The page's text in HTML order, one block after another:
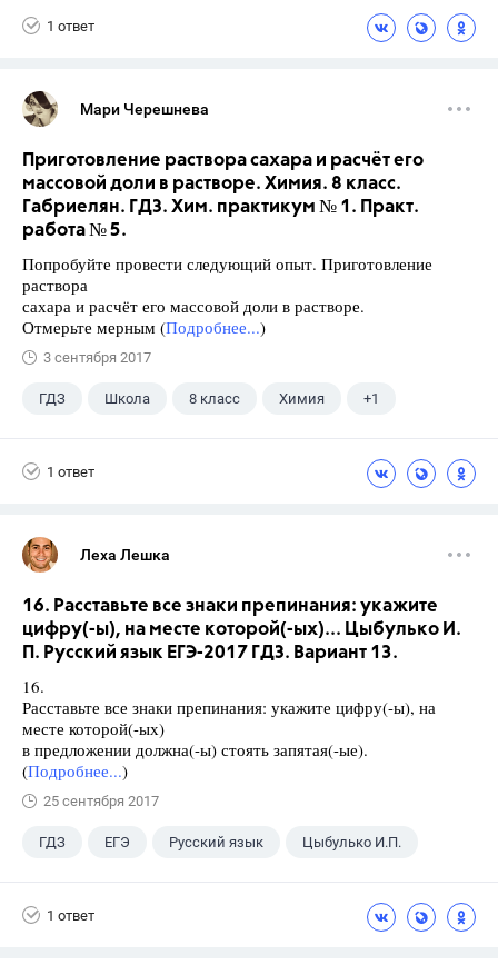
1 ответ
Мари Черешнева
Приготовление раствора сахара и расчёт его
массовой доли в растворе. Химия. 8 класс.
Габриелян. ГДЗ. Хим. практикум № 1. Практ.
работа № 5.
Попробуйте провести следующий опыт. Приготовление
раствора
сахара и расчёт его массовой доли в растворе.
Отмерьте мерным (Подробнее...)
3 сентября 2017
ГДЗ Школа 8 класс Химия +1
1 ответ
Леха Лешка
16. Расставьте все знаки препинания: укажите
цифру(-ы), на месте которой(-ых)... Цыбулько И.
П. Русский язык ЕГЭ-2017 ГДЗ. Вариант 13.
16.
Расставьте все знаки препинания: укажите цифру(-ы), на
месте которой(-ых)
в предложении должна(-ы) стоять запятая(-ые).
(Подробнее...)
25 сентября 2017
ГДЗ ЕГЭ Русский язык Цыбулько И.П.
1 ответ